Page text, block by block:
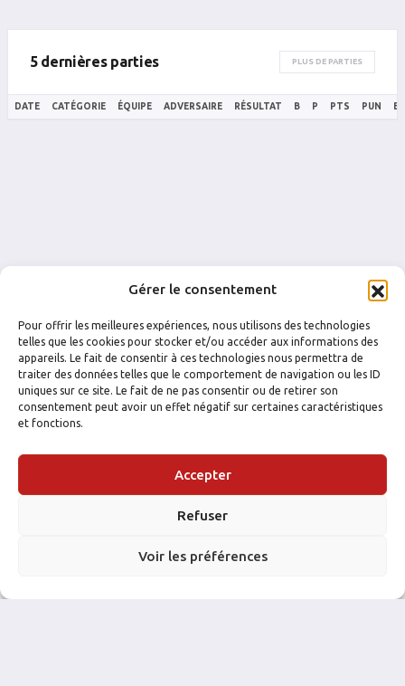
Gérer le consentement
Pour offrir les meilleures expériences, nous utilisons des technologies
telles que les cookies pour stocker et/ou accéder aux informations des
appareils. Le fait de consentir à ces technologies nous permettra de
traiter des données telles que le comportement de navigation ou les ID
uniques sur ce site. Le fait de ne pas consentir ou de retirer son
consentement peut avoir un effet négatif sur certaines caractéristiques
et fonctions.
Accepter
Refuser
Voir les préférences
5 dernières parties PLUS DE PARTIES
DATE CATÉGORIE ÉQUIPE ADVERSAIRE RÉSULTAT B P PTS PUN
INSTAGRAM